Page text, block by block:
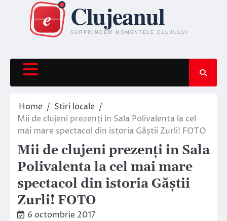
content
Home
Stiri locale
Mii de clujeni prezenți in Sala Polivalenta la cel
mai mare spectacol din istoria Găștii Zurli! FOTO
Mii de clujeni prezenți in Sala
Polivalenta la cel mai mare
spectacol din istoria Găștii
Zurli! FOTO
6 octombrie 2017